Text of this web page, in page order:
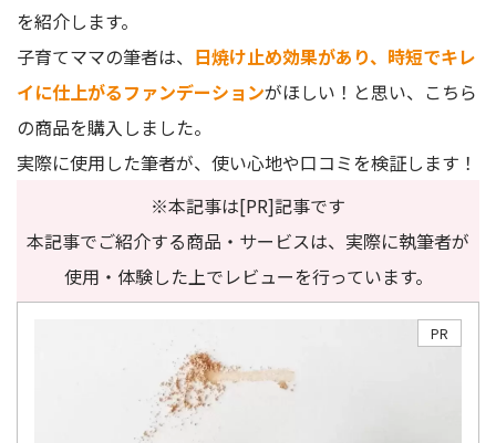
を紹介します。
子育てママの筆者は、 日焼け止め効果があり、時短でキレ
イに仕上がるファンデーションがほしい！と思い、こちら
の商品を購入しました。
実際に使用した筆者が、使い心地や口コミを検証します！
※本記事は[PR]記事です
本記事でご紹介する商品・サービスは、実際に執筆者が
使用・体験した上でレビューを行っています。
PR